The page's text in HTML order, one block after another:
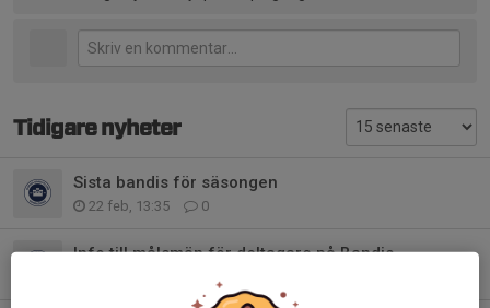
Tidigare nyheter
Sista bandis för säsongen
22 feb, 13:35 0
Info till målsmän för deltagare på Bandis